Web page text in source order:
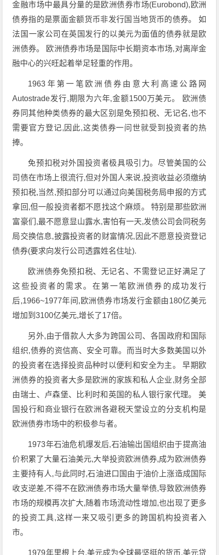
金融市场中最具分量的是欧洲债券市场(Eurobond),欧洲
债券指的是票面金额货币非发行国当地货币的债券。 如
法国一家公司在英国发行的以美元为面值的债券就是欧
洲债券。 欧洲债券市场是国际中长期资本市场,对离岸金
融中心的兴旺起着举足轻重的作用。
1963年第一笔欧洲债券由意大利高速公路网
Autostrade发行,期限为六年,金额1500万美元。 欧洲债
券同其他种类债券的最大区别是免预扣税、无记名,也不
需要官方登记,因此,这类债券一问世就受到投资者的热
捧。
免预扣税对外国投资者极具吸引力。尽管美国的公
司债在市场上很流行,但对外国人来说,投资收益必须缴纳
预扣税,当然,预扣部分可以通过向美国税务局申报的方式
拿回,但一般投资者都不愿找这个麻烦。 特别是那些欧洲
富豪们,最不愿意显山露水,害怕有一天,发债公司会同税务
局交换信息,披露投资者的财富情况,因此不愿意投资登记
债券(要求向发行公司透露姓名住址).
欧洲债券免预扣税、无记名、不需登记正好满足了
这些投资者的需求。在第一笔欧洲债券的成功发行
后,1966~1977年间,欧洲债券市场发行金额由180亿美元
增加到3100亿美元,增长了17倍。
另外,由于借款人大多为跨国公司、各国政府和国际
组织,债券的资信高、安全可靠。而当时大多数美国以外
的投资者在选择投资品种时以便利和安全为主。 早期欧
洲债券的投资者大多是欧洲的家族和私人企业,财务全部
由瑞士、卢森堡、比利时和英国的私人银行家代理。 美
国投行和商业银行在欧洲各避税天堂设立的分支机构是
欧洲债券市场中的积极参与者。
1973年石油危机爆发后,石油输出国组织由于提高油
价积累了大量石油美元,大举投资欧洲债券,成为欧洲债券
主要持有人,与此同时,石油进口国由于油价上涨造成国际
收支逆差,不得不在欧洲债券市场大量举债,导致欧洲债券
市场的规模再次扩大,随着市场流动性增加,也出现了更多
的投资工具,这样一来又吸引更多的跨国机构投资者入
市。
1979年里根上台,美元成为全球最坚挺的货币,美元贷